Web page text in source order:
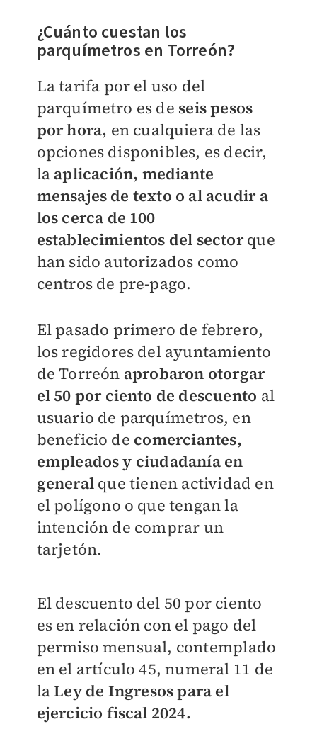
¿Cuánto cuestan los
parquímetros en Torreón?
La tarifa por el uso del
parquímetro es de seis pesos
por hora, en cualquiera de las
opciones disponibles, es decir,
la aplicación, mediante
mensajes de texto o al acudir a
los cerca de 100
establecimientos del sectorque
han sido autorizados como
centros de pre-pago.
El pasado primero de febrero,
los regidores del ayuntamiento
de Torreón aprobaron otorgar
el 50 por ciento de descuento al
usuario de parquímetros, en
beneficio de comerciantes,
empleados y ciudadanía en
generalque tienen actividad en
el polígono o que tengan la
intención de comprar un
tarjetón.
El descuento del 50 por ciento
es en relación con el pago del
permiso mensual, contemplado
en el artículo 45, numeral 11 de
laLey de Ingresos para el
ejercicio fiscal 2024.